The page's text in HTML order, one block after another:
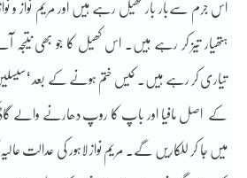
اس جرم سےبار بار کھیل رہے ہیں اور مریم نواز و
ہتھیار تیز کر رہے ہیں۔ اس کھیل کا جو بھی
تیاری کر رہے ہیں۔ کیس ختم ہونے کے بعد ‘سیسلین
کے اصل مافیا اور باپ کا روپ دھارنے والے گاڈ
میں جا کر للکاریں گے۔ مریم نواز لاہور کی عدالت عالیہ